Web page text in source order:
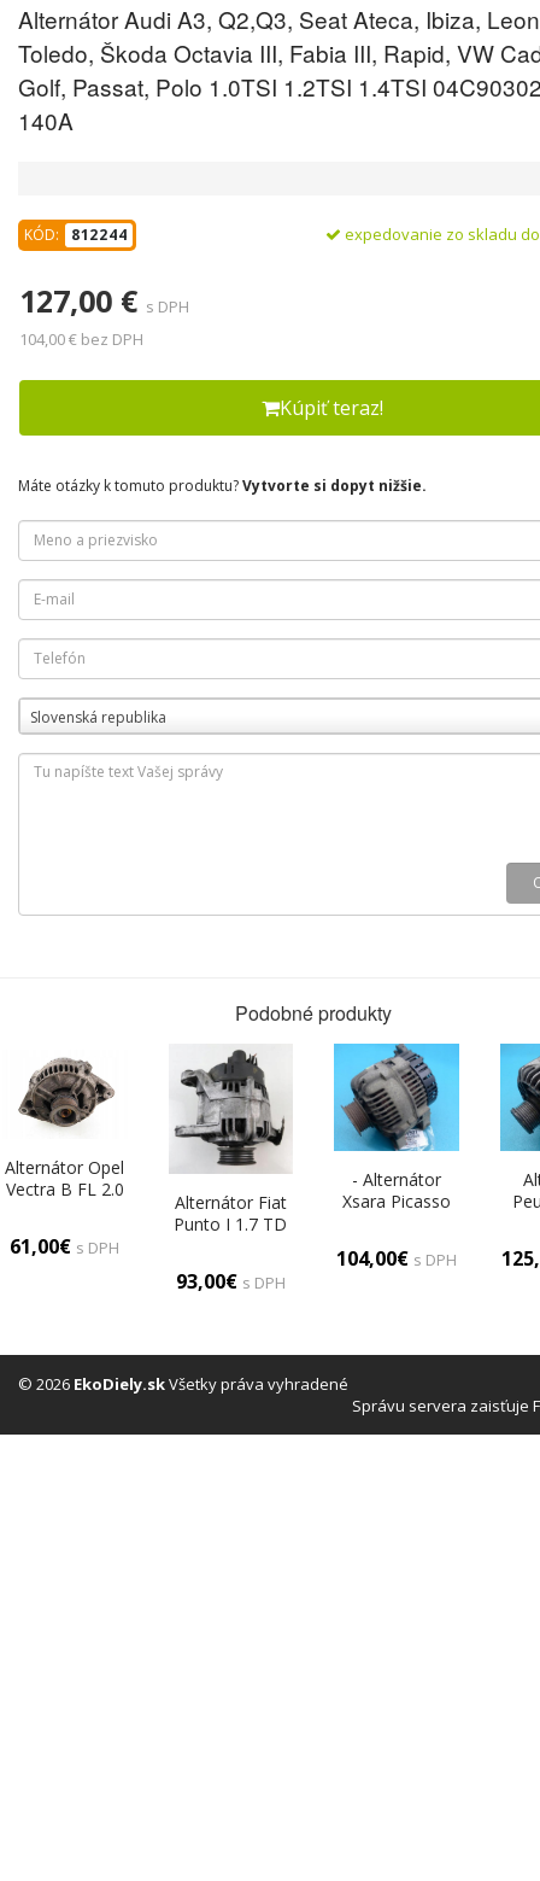
Alternátor Audi A3, Q2,Q3, Seat Ateca, Ibiza,
Toledo, Škoda Octavia III, Fabia III, Rapid, VW
Golf, Passat, Polo 1.0TSI 1.2TSI 1.4TSI
140A
KÓD: 812244 expedovanie zo skladu
127,00 € s DPH
104,00 € bez DPH
Kúpiť teraz!
Máte otázky k tomuto produktu?Vytvorte si dopyt nižšie.
Slovenská republika
Podobné produkty
Alternátor Opel
Vectra B FL 2.0
90356897
61,00€ s DPH
Alternátor Fiat
Punto I 1.7 TD
93,00€ s DPH
- Alternátor
Xsara Picasso
104,00€ s DPH
© 2026 EkoDiely.skVšetky práva vyhradené
Správu servera zaisťuje